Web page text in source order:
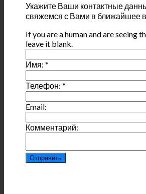
Укажите Ваши контактные
свяжемся с Вами в ближайшее
If you are a human and are seeing
leave it blank.
Имя:*
Телефон:*
Email:
Комментарий: